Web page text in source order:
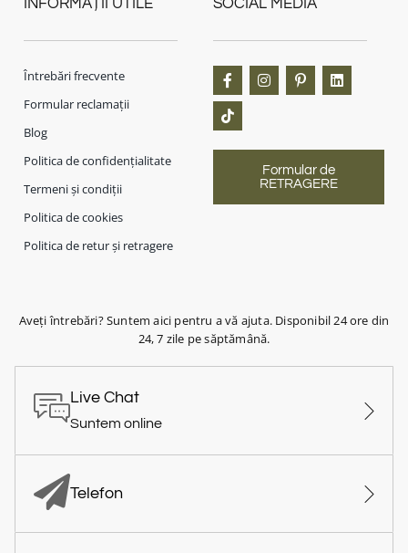
INFORMAȚII UTILE
Întrebări frecvente
Formular reclamații
Blog
Politica de confidențialitate
Termeni și condiții
Politica de cookies
Politica de retur și retragere
SOCIAL MEDIA
Formular de
RETRAGERE
Aveți întrebări? Suntem aici pentru a vă ajuta. Disponibil 24 ore din
24, 7 zile pe săptămână.
Live Chat
Suntem online
Telefon